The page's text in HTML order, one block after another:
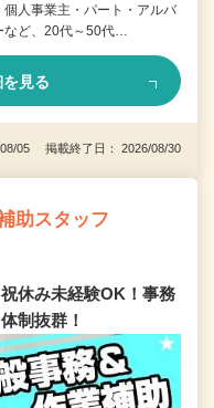
人事業主・パート・アルバ
ど、20代～50代…
見る
08/05 掲載終了日： 2026/08/30
助スタッフ
休み未経験OK！事務
制抜群！